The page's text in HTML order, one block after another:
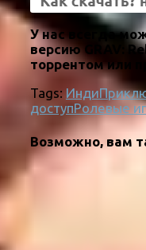
У нас всегда
версию GRAV:
торрентом или
Tags: Инди
доступРолевые
Возможно, вам